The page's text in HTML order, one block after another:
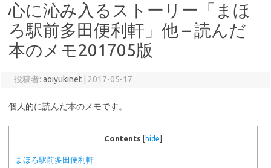
心に沁み入るストーリー「まほ
ろ駅前多田便利軒」他 – 読んだ
本のメモ201705版
投稿者: aoiyukinet 2017-05-17
個人的に読んだ本のメモです。
Contents [ hide
まほろ駅前多田便利軒